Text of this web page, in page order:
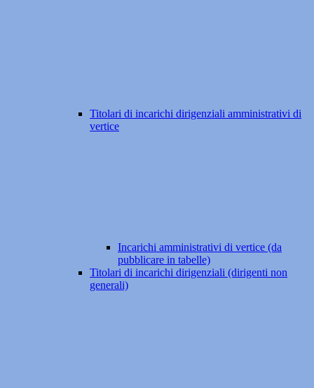
Titolari di incarichi dirigenziali amministrativi di
vertice
Incarichi amministrativi di vertice (da
pubblicare in tabelle)
Titolari di incarichi dirigenziali (dirigenti non
generali)